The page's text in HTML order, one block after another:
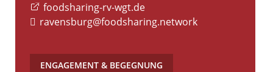
foodsharing-rv-wgt.de
ravensburg@foodsharing.network
ENGAGEMENT & BEGEGNUNG